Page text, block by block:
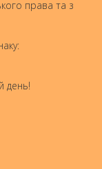
права та з
день!